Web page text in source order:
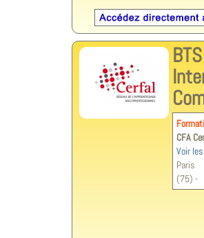
CFA
Voir
Paris
(75) -